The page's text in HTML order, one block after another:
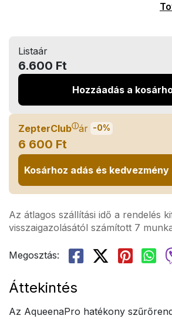
Listaár
6.600 Ft
Hozzáadás a
ZepterClubⓘár -0%
6 600 Ft
Kosárhoz adás és
Az átlagos szállítási idő a rendelés
visszaigazolásától számított 7
Megosztás:
Áttekintés
Az AqueenaPro hatékony